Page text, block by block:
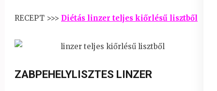
RECEPT >>> Diétás linzer teljes kiőrlésű lisztből
ZABPEHELYLISZTES LINZER